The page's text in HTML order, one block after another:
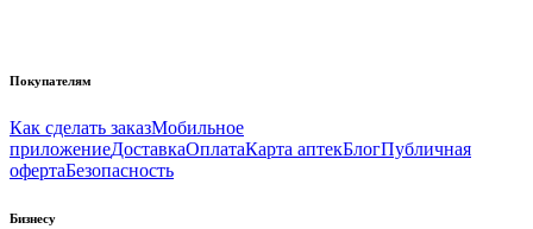
Покупателям
Как сделать заказМобильное
приложениеДоставкаОплатаКарта аптекБлогПубличная
офертаБезопасность
Бизнесу